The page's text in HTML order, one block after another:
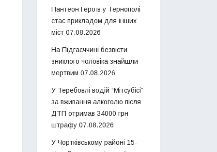
Пантеон Героїв у Тернополі
стає прикладом для інших
міст 07.08.2026
На Підгаєччині безвісти
зниклого чоловіка знайшли
мертвим 07.08.2026
У Теребовлі водій “Мітсубісі”
за вживання алкоголю після
ДТП отримав 34000 грн
штрафу 07.08.2026
У Чортківському районі 15-